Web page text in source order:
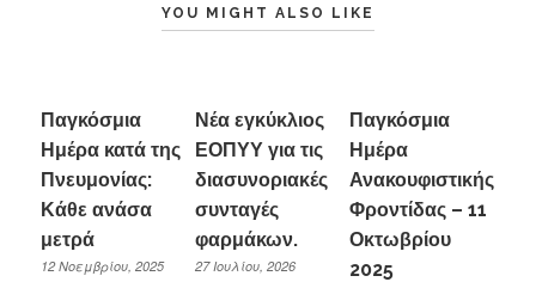
YOU MIGHT ALSO LIKE
Παγκόσμια
Ημέρα κατά της
Πνευμονίας:
Κάθε ανάσα
μετρά
12 Νοεμβρίου, 2025
Νέα εγκύκλιος
ΕΟΠΥΥ για τις
διασυνοριακές
συνταγές
φαρμάκων.
27 Ιουλίου, 2026
Παγκόσμια
Ημέρα
Ανακουφιστικής
Φροντίδας – 11
Οκτωβρίου
2025